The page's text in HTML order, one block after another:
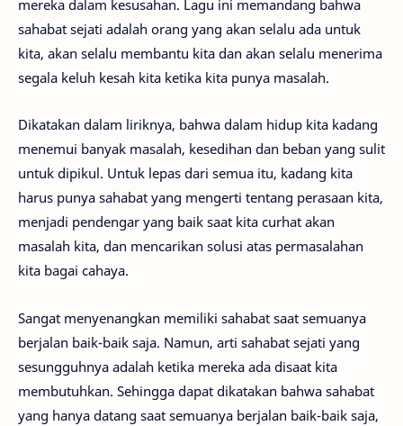
mereka dalam kesusahan. Lagu ini memandang bahwa
sahabat sejati adalah orang yang akan selalu ada untuk
kita, akan selalu membantu kita dan akan selalu menerima
segala keluh kesah kita ketika kita punya masalah.
Dikatakan dalam liriknya, bahwa dalam hidup kita kadang
menemui banyak masalah, kesedihan dan beban yang sulit
untuk dipikul. Untuk lepas dari semua itu, kadang kita
harus punya sahabat yang mengerti tentang perasaan kita,
menjadi pendengar yang baik saat kita curhat akan
masalah kita, dan mencarikan solusi atas permasalahan
kita bagai cahaya.
Sangat menyenangkan memiliki sahabat saat semuanya
berjalan baik-baik saja. Namun, arti sahabat sejati yang
sesungguhnya adalah ketika mereka ada disaat kita
membutuhkan. Sehingga dapat dikatakan bahwa sahabat
yang hanya datang saat semuanya berjalan baik-baik saja,